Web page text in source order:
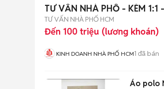
TƯ VẤN NHÀ PHỐ - KÈM
TƯ VẤN NHÀ PHỐ HCM
Đến 100 triệu (lương khoán)
KINH DOANH NHÀ PHỐ HCM1 đã bán
Áo polo